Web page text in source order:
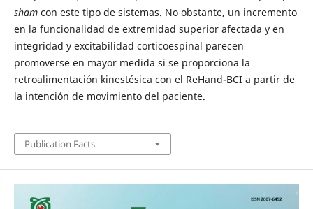
shamcon este tipo de sistemas. No obstante, un incremento
en la funcionalidad de extremidad superior afectada y en
integridad y excitabilidad corticoespinal parecen
promoverse en mayor medida si se proporciona la
retroalimentación kinestésica con el ReHand-BCI a partir de
la intención de movimiento del paciente.
Publication Facts